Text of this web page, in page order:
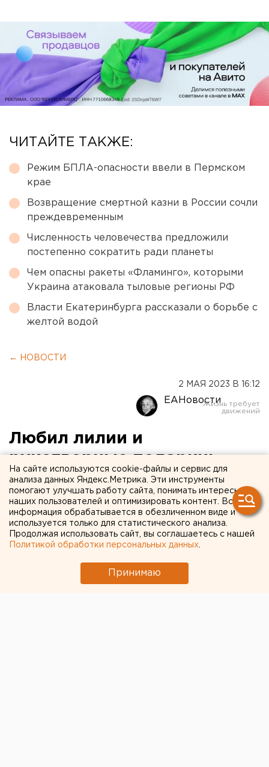
ЧИТАЙТЕ ТАКЖЕ:
Режим БПЛА-опасности ввели в Пермском
крае
Возвращение смертной казни в России сочли
преждевременным
Численность человечества предложили
постепенно сократить ради планеты
Чем опасны ракеты «Фламинго», которыми
Украина атаковала тыловые регионы РФ
Власти Екатеринбурга рассказали о борьбе с
желтой водой
← НОВОСТИ
2 МАЯ 2023 В 16:12
ЕАНовости
Любил лилии и
рукотворные подарки:
екатеринбургская ученица
модельера Зайцева
рассказала о работе с
наставником. ФОТО
На сайте используются cookie-файлы и сервис для
анализа данных Яндекс.Метрика. Эти инструменты
помогают улучшать работу сайта, понимать интересы
наших пользователей и оптимизировать контент. Вся
информация обрабатывается в обезличенном виде и
используется только для статистического анализа.
Продолжая использовать сайт, вы соглашаетесь с нашей
Политикой обработки персональных данных
Принимаю